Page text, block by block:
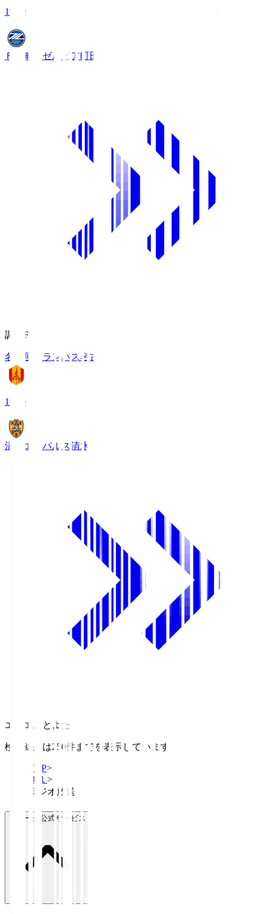
19:00
ＦＣ町田ゼルビア町田
調布FM
名古屋グランパス名古屋
19:00
清水エスパルス 清水
エフエムとよた
検索結果は250件までを表示しています
TOP>
Ｊ１ >
ラジオ放送
Ｊリーグ公式サービス